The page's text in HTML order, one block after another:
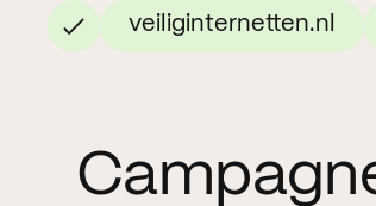
veiliginternetten.nl